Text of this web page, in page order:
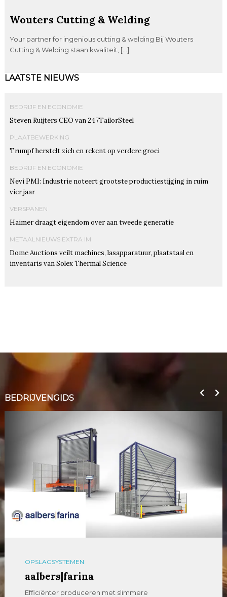
Wouters Cutting & Welding
Your partner for ingenious cutting & welding Bij Wouters
Cutting & Welding staan kwaliteit, […]
LAATSTE NIEUWS
BEDRIJF EN ECONOMIE
Steven Ruijters CEO van 247TailorSteel
PLAATBEWERKING
Trumpf herstelt zich en rekent op verdere groei
BEDRIJF EN ECONOMIE
Nevi PMI: Industrie noteert grootste productiestijging in ruim
vier jaar
VERSPANEN
Haimer draagt eigendom over aan tweede generatie
METAALNIEUWS EXTRA IM
Dome Auctions veilt machines, lasapparatuur, plaatstaal en
inventaris van Solex Thermal Science
BEDRIJVENGIDS
OPSLAGSYSTEMEN
aalbers|farina
Efficiënter produceren met slimmere